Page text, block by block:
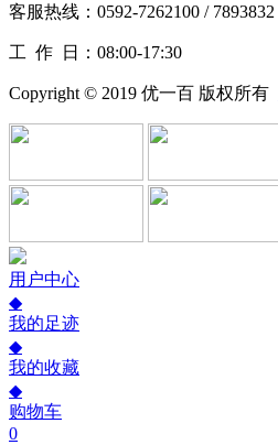
客服热线：0592-7262100 / 7893832
工作 日：08:00-17:30
Copyright © 2019 优一百 版权所有
用户中心
◆
我的足迹
◆
我的收藏
◆
购物车
0